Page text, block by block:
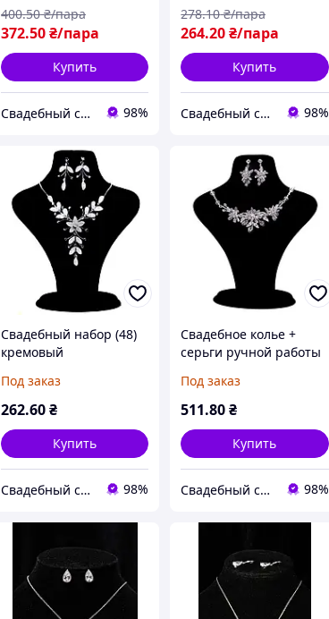
372.50₴/пара
400.50 ₴/пара
Купить
Свадебный салон "ПРИНЦЕССА" 98%
264.20₴/пара
278.10 ₴/пара
Купить
Свадебный салон "ПРИНЦЕССА" 98%
Свадебный набор (48)
кремовый
Под заказ
262.60₴
Купить
Свадебный салон "ПРИНЦЕССА" 98%
Свадебное колье +
серьги ручной работы
Под заказ
511.80₴
Купить
Свадебный салон "ПРИНЦЕССА" 98%